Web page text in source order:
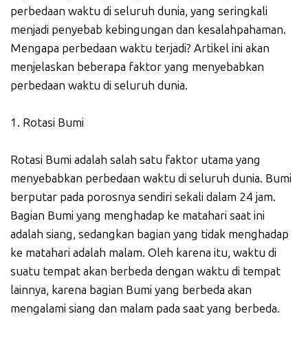
perbedaan waktu di seluruh dunia, yang seringkali
menjadi penyebab kebingungan dan kesalahpahaman.
Mengapa perbedaan waktu terjadi? Artikel ini akan
menjelaskan beberapa faktor yang menyebabkan
perbedaan waktu di seluruh dunia.
1. Rotasi Bumi
Rotasi Bumi adalah salah satu faktor utama yang
menyebabkan perbedaan waktu di seluruh dunia. Bumi
berputar pada porosnya sendiri sekali dalam 24 jam.
Bagian Bumi yang menghadap ke matahari saat ini
adalah siang, sedangkan bagian yang tidak menghadap
ke matahari adalah malam. Oleh karena itu, waktu di
suatu tempat akan berbeda dengan waktu di tempat
lainnya, karena bagian Bumi yang berbeda akan
mengalami siang dan malam pada saat yang berbeda.